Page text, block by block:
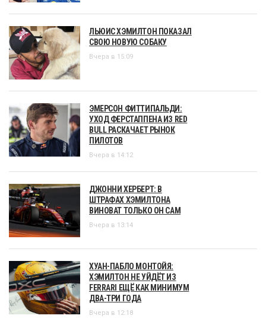
ЛЬЮИС ХЭМИЛТОН ПОКАЗАЛ
СВОЮ НОВУЮ СОБАКУ
Вчера в 15:09
ЭМЕРСОН ФИТТИПАЛЬДИ:
УХОД ФЕРСТАППЕНА ИЗ RED
BULL РАСКАЧАЕТ РЫНОК
ПИЛОТОВ
Вчера в 14:12
ДЖОННИ ХЕРБЕРТ: В
ШТРАФАХ ХЭМИЛТОНА
ВИНОВАТ ТОЛЬКО ОН САМ
Вчера в 13:14
ХУАН-ПАБЛО МОНТОЙЯ:
ХЭМИЛТОН НЕ УЙДЁТ ИЗ
FERRARI ЕЩЁ КАК МИНИМУМ
ДВА-ТРИ ГОДА
Вчера в 12:18